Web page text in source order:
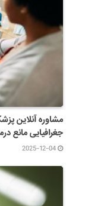
مشاوره آنلاین
جغرافیایی مانع
2025-12-04